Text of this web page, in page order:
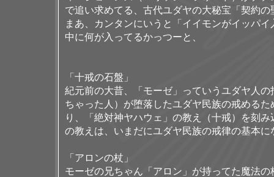
で追い求めてる、古代ユダヤの大秘宝「契約
まあ、カンタンにいうと「イイモンがイッパ
中に何が入ってるかっつーと、
「十戒の石盤」
紀元前の大昔、「モーゼ」っていうユダヤ人
ちゃった人）が堕落したユダヤ民族の戒める
り、「絶対神ヤハウェ」の教え（十戒）を刻
の教えは、いまだにユダヤ民族の戒律の基本に
「アロンの杖」
モーゼの兄ちゃん「アロン」が持ってた魔法